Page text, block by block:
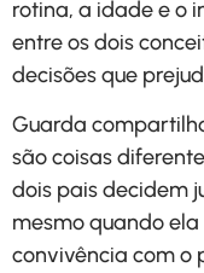
rotina, a idade e o
entre os dois
decisões que
Guarda
são coisas
dois pais decidem
mesmo quando
convivência com o